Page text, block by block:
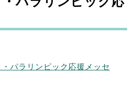
パラリンピック応援メッセ